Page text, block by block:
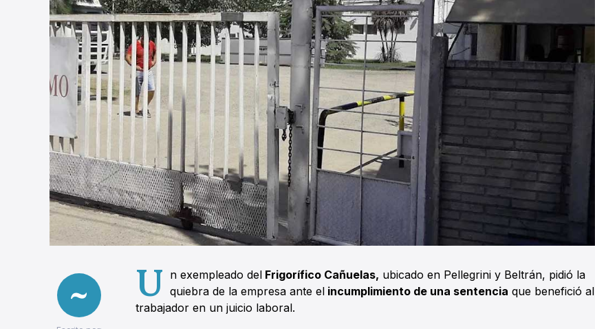
U n exempleado del Frigorífico Cañuelas, ubicado en Pellegrini y Beltrán, pidió la
quiebra de la empresa ante el incumplimiento de una sentencia que benefició al
trabajador en un juicio laboral.